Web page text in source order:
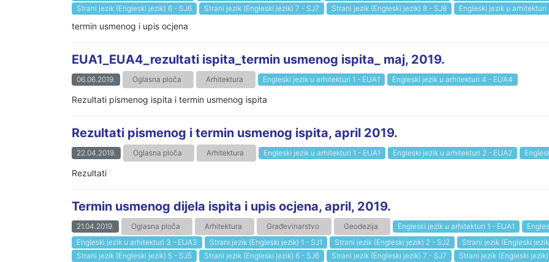
Strani jezik (Engleski jezik) 6 - SJ6
Strani jezik (Engleski jezik) 7 - SJ7 Strani jezik (Engleski jezik) 8 - SJ8 Engleski jezik u arhitekturi
termin usmenog i upis ocjena
EUA1_EUA4_rezultati ispita_termin usmenog ispita_ maj, 2019.
06.06.2019. Oglasna ploča Arhitektura Engleski jezik u arhitekturi 1 - EUA1 Engleski jezik u arhitekturi 4 - EUA4
Rezultati pismenog ispita i termin usmenog ispita
Rezultati pismenog i termin usmenog ispita, april 2019.
22.04.2019. Oglasna ploča Arhitektura Engleski jezik u arhitekturi 1 - EUA1 Engleski jezik u arhitekturi 2 - EUA2
Rezultati
Termin usmenog dijela ispita i upis ocjena, april, 2019.
21.04.2019. Oglasna ploča Arhitektura Građevinarstvo Geodezija Engleski jezik u arhitekturi 1 - EUA1
Engleski jezik u arhitekturi 3 - EUA3
Strani jezik (Engleski jezik) 1 - SJ1 Strani jezik (Engleski jezik) 2 - SJ2 Strani jezik (Engleski
Strani jezik (Engleski jezik) 5 - SJ5
Strani jezik (Engleski jezik) 6 - SJ6 Strani jezik (Engleski jezik) 7 - SJ7 Strani jezik (Engleski